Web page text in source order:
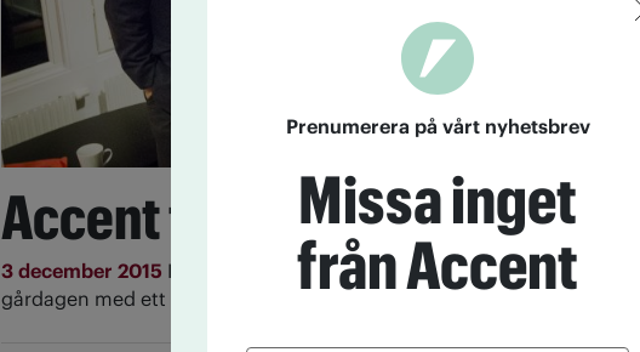
Accent firade 50 år
3 december 2015 I år fyller Accent 50 år som tidning. Det firades under
gårdagen med ett stort mingel som lockade runt 100 besökare.
Prenumerera på vårt nyhetsbrev
Missa inget
från Accent